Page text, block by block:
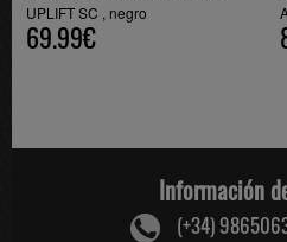
UPLIFT SC , negro
69.99€
Información
(+34)